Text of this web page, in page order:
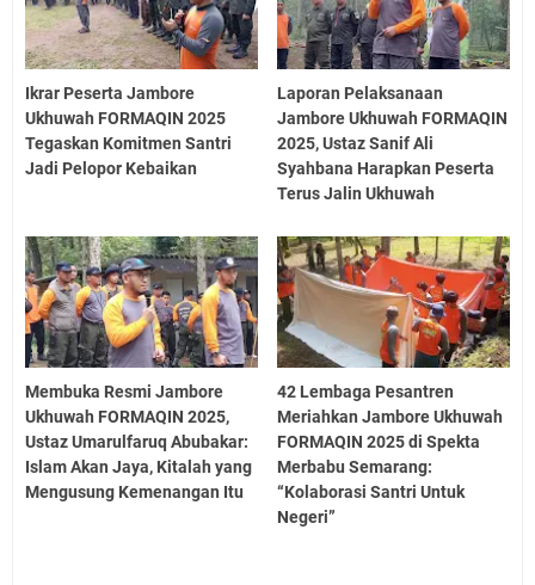
Ikrar Peserta Jambore
Ukhuwah FORMAQIN 2025
Tegaskan Komitmen Santri
Jadi Pelopor Kebaikan
Laporan Pelaksanaan
Jambore Ukhuwah FORMAQIN
2025, Ustaz Sanif Ali
Syahbana Harapkan Peserta
Terus Jalin Ukhuwah
Membuka Resmi Jambore
Ukhuwah FORMAQIN 2025,
Ustaz Umarulfaruq Abubakar:
Islam Akan Jaya, Kitalah yang
Mengusung Kemenangan Itu
42 Lembaga Pesantren
Meriahkan Jambore Ukhuwah
FORMAQIN 2025 di Spekta
Merbabu Semarang:
“Kolaborasi Santri Untuk
Negeri”